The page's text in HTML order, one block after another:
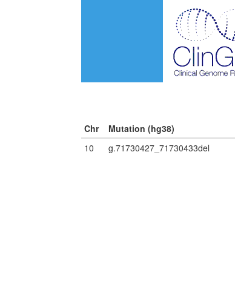
Chr Mutation (hg38)
10
g.71730427_71730433del